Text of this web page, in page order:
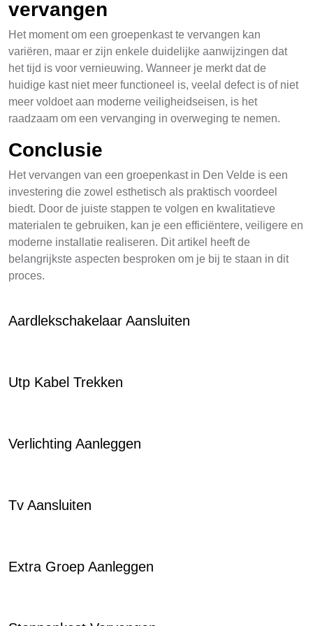
vervangen
Het moment om een groepenkast te vervangen kan
variëren, maar er zijn enkele duidelijke aanwijzingen dat
het tijd is voor vernieuwing. Wanneer je merkt dat de
huidige kast niet meer functioneel is, veelal defect is of niet
meer voldoet aan moderne veiligheidseisen, is het
raadzaam om een vervanging in overweging te nemen.
Conclusie
Het vervangen van een groepenkast in Den Velde is een
investering die zowel esthetisch als praktisch voordeel
biedt. Door de juiste stappen te volgen en kwalitatieve
materialen te gebruiken, kan je een efficiëntere, veiligere en
moderne installatie realiseren. Dit artikel heeft de
belangrijkste aspecten besproken om je bij te staan in dit
proces.
Aardlekschakelaar Aansluiten
Utp Kabel Trekken
Verlichting Aanleggen
Tv Aansluiten
Extra Groep Aanleggen